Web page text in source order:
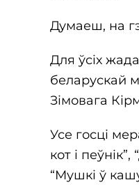
Думаеш, на
Для ўсіх
беларускай
Зімовага
Усе госці
кот і
“Мушкі ў